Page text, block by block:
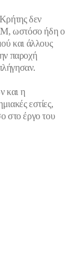
δεν
, ωστόσο ήδη ο
και άλλους
παροχή
και η
εστίες,
στο έργο του